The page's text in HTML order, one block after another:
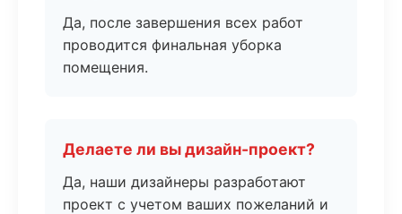
Да, после завершения всех работ
проводится финальная уборка
помещения.
Делаете ли вы дизайн-проект?
Да, наши дизайнеры разработают
проект с учетом ваших пожеланий и